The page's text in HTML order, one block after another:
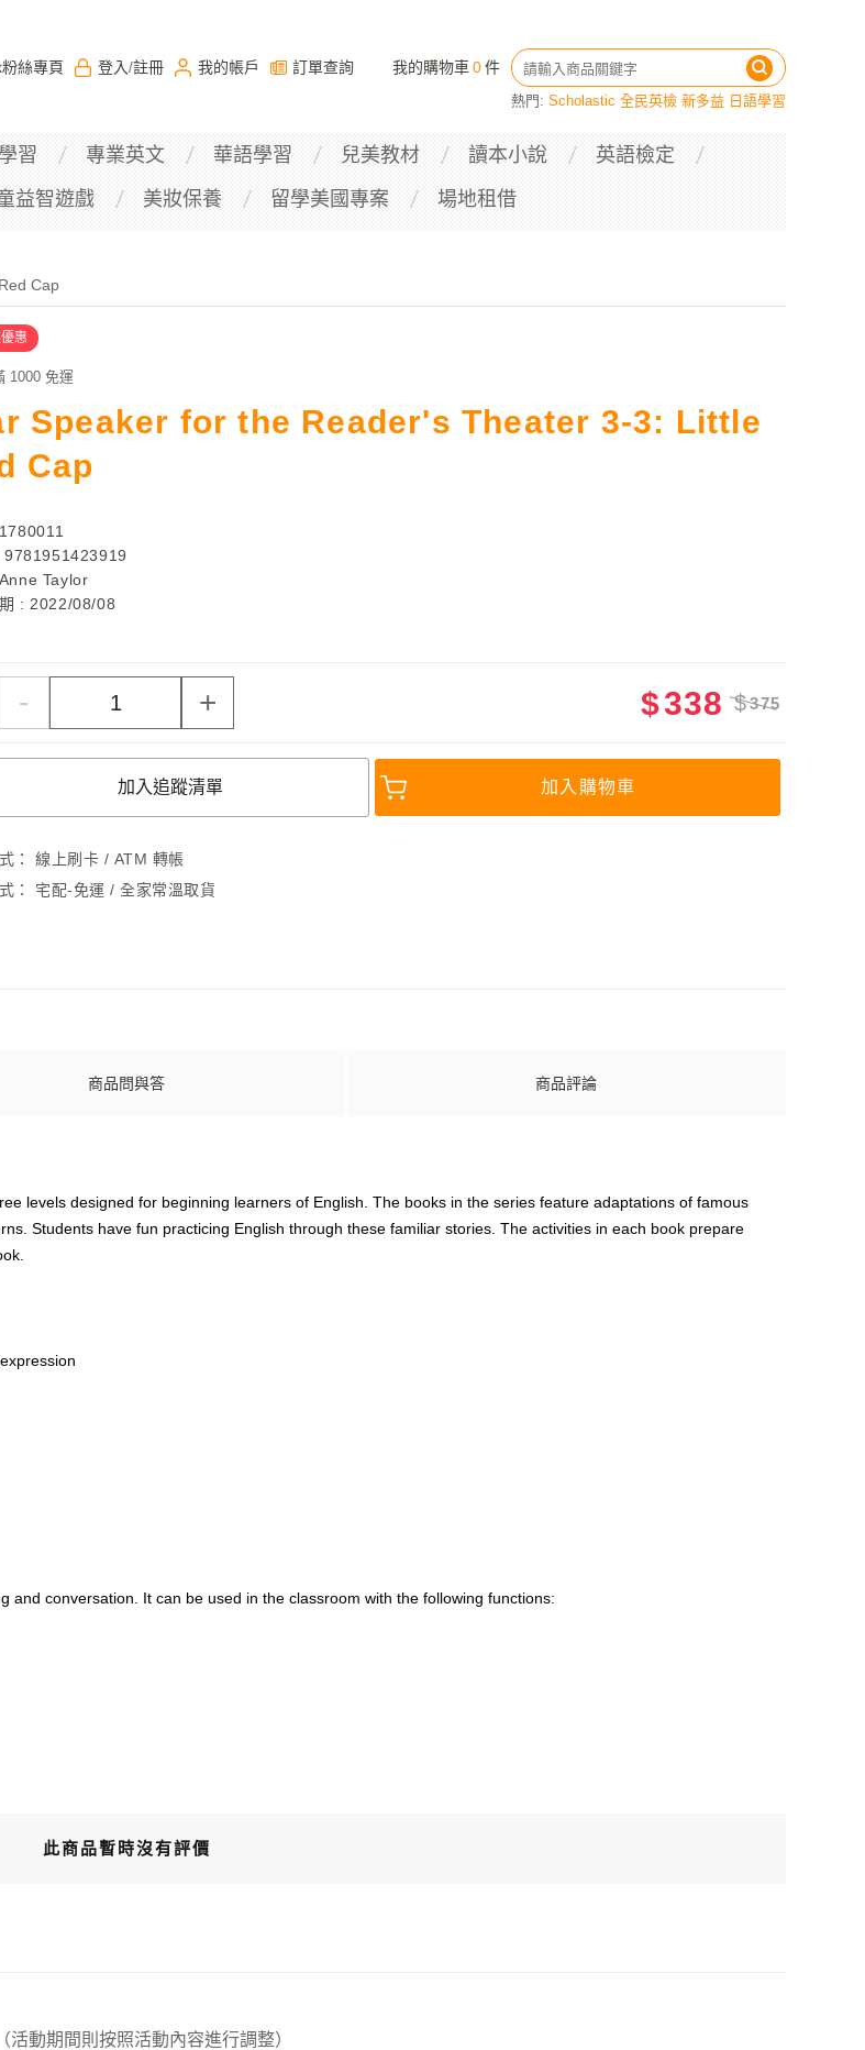
絲專頁 登入 /註冊 我的帳戶 訂單查詢 我的購物車 0件
熱門: Scholastic 全民英檢 新多益 日語學習
習 專業英文 華語學習 兒美教材 讀本小說
英語檢定
益智遊戲 美妝保養 留學美國專案 場地租借
Cap
惠
1000 免運
Speaker for the Reader's Theater 3-3: Little
Cap
9781951423919
Taylor
: 2022/08/08
- + $338 $375
加入追蹤清單 加入購物車
：
線上刷卡 / ATM 轉帳
：
宅配-免運 / 全家常溫取貨
商品問與答 商品評論
levels designed for beginning learners of English. The books in the series feature adaptations of famous
Students have fun practicing English through these familiar stories. The activities in each book prepare
and conversation. It can be used in the classroom with the following functions:
此商品暫時沒有評價
動期間則按照活動內容進行調整）